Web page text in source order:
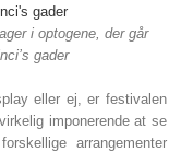
i optogene, der går
gader
eller ej, er festivalen
imponerende at se
arrangementer